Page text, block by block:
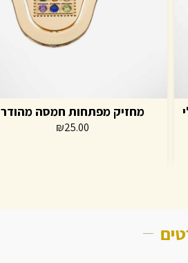
מחזיק מפתחות חמסה מהודר
₪25.00